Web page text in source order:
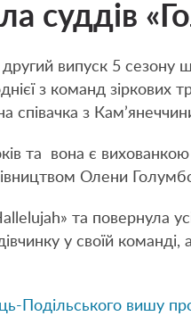
суддів
випуск 5 сезону
з команд зіркових
з
та вона є вихованкою
Олени
та повернула
у своїй
Подільського вишу